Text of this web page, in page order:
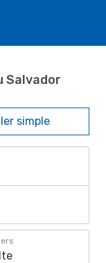
Salvador
simple